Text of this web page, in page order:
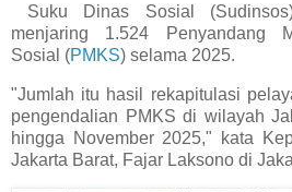
Suku Dinas Sosial
menjaring 1.524 Penyandang
Sosial (PMKS) selama 2025.
"Jumlah itu hasil rekapitulasi
pengendalian PMKS di wilayah
hingga November 2025," kata
Jakarta Barat, Fajar Laksono di